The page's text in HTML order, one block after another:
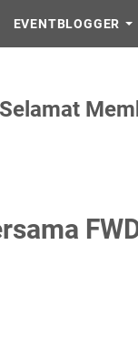
EVENTBLOGGER
Selamat